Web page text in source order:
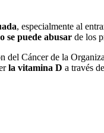
, especialmente al
se puede abusar de los
del Cáncer de la
la vitamina D a través